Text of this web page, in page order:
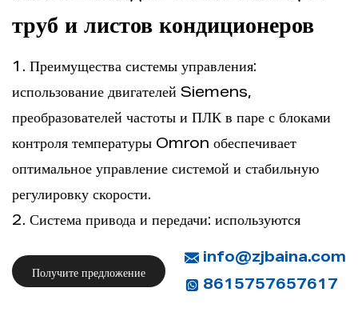
труб и листов кондиционеров
1. Преимущества системы управления:
использование двигателей Siemens,
преобразователей частоты и ПЛК в паре с блоками
контроля температуры Omron обеспечивает
оптимальное управление системой и стабильную
регулировку скорости.
2. Система привода и передачи: используются
редукторы, обеспечивающие бесступенчатую
Получите предложение
info@zjbaina.com
8615757657617